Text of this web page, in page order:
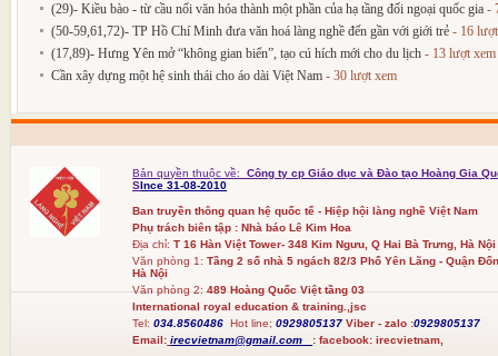
(29)- Kiều bào - từ cầu nối văn hóa thành một phần của hạ tầng đối ngoại quốc gia -
(50-59,61,72)- TP Hồ Chí Minh đưa văn hoá làng nghề đến gần với giới trẻ - 16
(17,89)- Hưng Yên mở “không gian biển”, tạo cú hích mới cho du lịch - 13 lượt xem
Cần xây dựng một hệ sinh thái cho áo dài Việt Nam - 30 lượt xem
Bản quyền thuộc về:
Công ty cp Giáo dục và Đào tạo Hoàng Gia
SInce 31-08-2010
Ban truyền thông quan hệ quốc tế - Hiệp hội làng nghề Việt Nam
Phụ trách biên tập : Nhà báo Lê Kim Hoa
Địa chỉ: T 16 Hàn Việt Tower- 348 Kim Ngưu, Q Hai Bà Trưng, Hà Nội
Văn phòng 1:Tầng 2 số nhà 5 ngách 82/3 Phố Yên Lãng - Quận
Hà Nội
Văn phòng 2:489 Hoàng Quốc Việt tầng 03
International royal education & training.,jsc
Tel:034.8560486Hot line; 0929805137 Viber - zalo :0929805137
Email: irecvietnam@gmail.com :facebook: irecvietnam,